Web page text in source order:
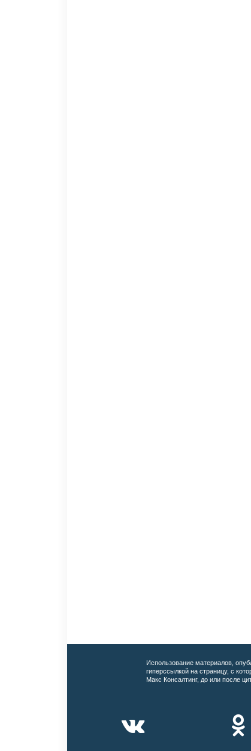
Использование материалов,
гиперссылкой на страницу, с
Макс Консалтинг, до или после